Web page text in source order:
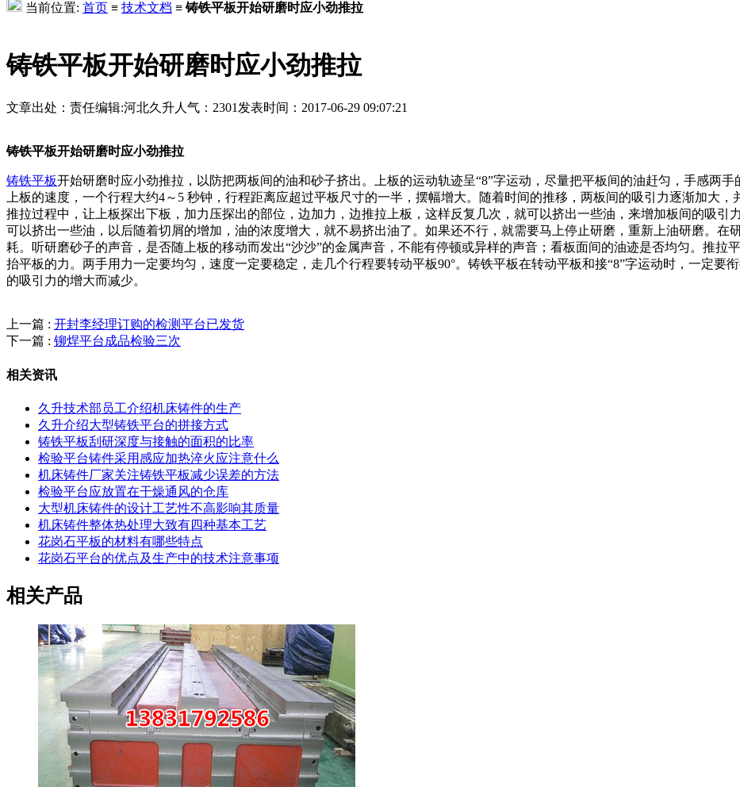
当前位置: 首页 ≡ 技术文档 ≡ 铸铁平板开始研磨时应小劲推拉
铸铁平板开始研磨时应小劲推拉
文章出处： 责任编辑:河北久升人气： 2301 发表时间：2017-06-29 09:07:21
铸铁平板开始研磨时应小劲推拉
铸铁平板开始研磨时应小劲推拉，以防把两板间的油和砂子挤出。上板的运动轨迹呈“8”字运动，尽量把平板间的油赶匀，手感两
上板的速度，一个行程大约4～5 秒钟，行程距离应超过平板尺寸的一半，摆幅增大。随着时间的推移，两板间的吸引力逐渐加大
推拉过程中，让上板探出下板，加力压探出的部位，边加力，边推拉上板，这样反复几次，就可以挤出一些油，来增加板间的吸引
可以挤出一些油，以后随着切屑的增加，油的浓度增大，就不易挤出油了。如果还不行，就需要马上停止研磨，重新上油研磨。在
耗。听研磨砂子的声音，是否随上板的移动而发出“沙沙”的金属声音，不能有停顿或异样的声音；看板面间的油迹是否均匀。推拉
抬平板的力。两手用力一定要均匀，速度一定要稳定，走几个行程要转动平板90°。铸铁平板在转动平板和接“8”字运动时，一定要
的吸引力的增大而减少。
上一篇 : 开封李经理订购的检测平台已发货
下一篇 : 铆焊平台成品检验三次
相关资讯
久升技术部员工介绍机床铸件的生产
久升介绍大型铸铁平台的拼接方式
铸铁平板刮研深度与接触的面积的比率
检验平台铸件采用感应加热淬火应注意什么
机床铸件厂家关注铸铁平板减少误差的方法
检验平台应放置在干燥通风的仓库
大型机床铸件的设计工艺性不高影响其质量
机床铸件整体热处理大致有四种基本工艺
花岗石平板的材料有哪些特点
花岗石平台的优点及生产中的技术注意事项
相关产品